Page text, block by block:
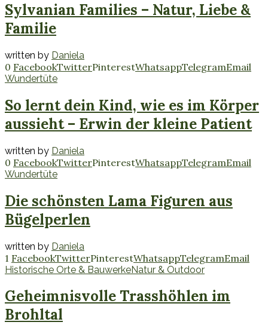
Sylvanian Families – Natur, Liebe &
Familie
written by Daniela
0 FacebookTwitterPinterestWhatsappTelegramEmail
Wundertüte
So lernt dein Kind, wie es im Körper
aussieht – Erwin der kleine Patient
written by Daniela
0 FacebookTwitterPinterestWhatsappTelegramEmail
Wundertüte
Die schönsten Lama Figuren aus
Bügelperlen
written by Daniela
1 FacebookTwitterPinterestWhatsappTelegramEmail
Historische Orte & BauwerkeNatur & Outdoor
Geheimnisvolle Trasshöhlen im
Brohltal